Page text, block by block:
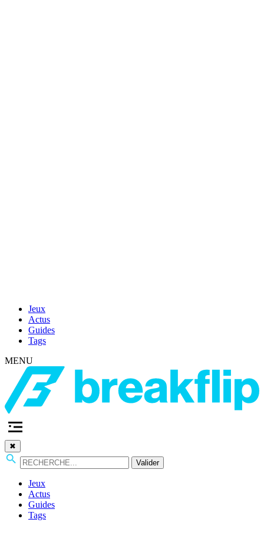
Jeux
Actus
Guides
Tags
MENU
✖
Valider
Jeux
Actus
Guides
Tags